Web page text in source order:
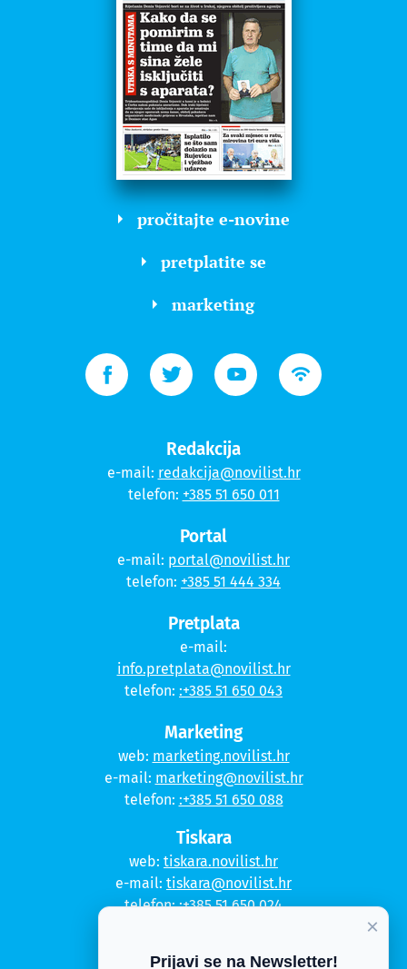
pročitajte e-novine
pretplatite se
marketing
Redakcija
e-mail: redakcija@novilist.hr
telefon: +385 51 650 011
Portal
e-mail: portal@novilist.hr
telefon: +385 51 444 334
Pretplata
e-mail:
info.pretplata@novilist.hr
telefon: :+385 51 650 043
Marketing
web: marketing.novilist.hr
e-mail: marketing@novilist.hr
telefon: :+385 51 650 088
Tiskara
web: tiskara.novilist.hr
e-mail: tiskara@novilist.hr
telefon::+385 51 650 024
×
Prijavi se na Newsletter!